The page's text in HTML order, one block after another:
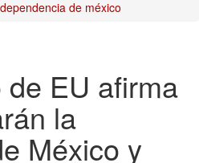
de méxico
EU afirma
la
México y